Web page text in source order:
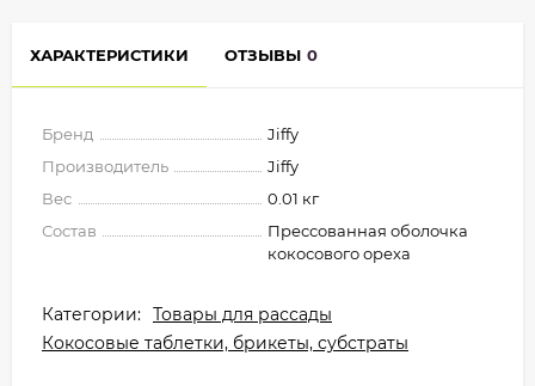
ХАРАКТЕРИСТИКИ ОТЗЫВЫ 0
Бренд
Jiffy
Производитель
Jiffy
Вес
0.01 кг
Состав
Прессованная оболочка
кокосового ореха
Категории: Товары для рассады
Кокосовые таблетки, брикеты, субстраты